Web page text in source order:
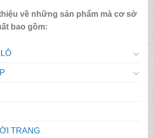
về những sản phẩm mà cơ sở
bao gồm:
TRANG